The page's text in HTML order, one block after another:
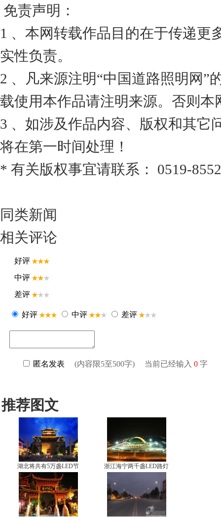
免责声明：
1 、本网转载作品目的在于传递更
实性负责。
2 、凡来源注明“中国道路照明网”
载使用本作品请注明来源。否则
3 、如涉及作品内容、版权和其它
将在第一时间处理！
* 有关版权事宜请联系： 0519-
同类新闻
相关评论
推荐图文
湖北将共有5万盏LED节 浙江海宁两千盏LED路灯